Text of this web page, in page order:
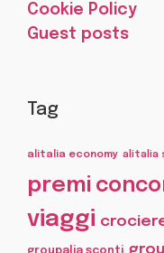
Cookie Policy
Guest posts
Tag
alitalia economy alitalia
premi
viaggi
groupalia sconti